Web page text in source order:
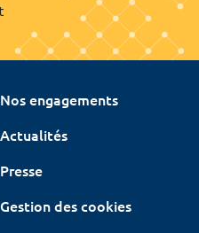
Nos engagements
Actualités
Presse
Gestion des cookies